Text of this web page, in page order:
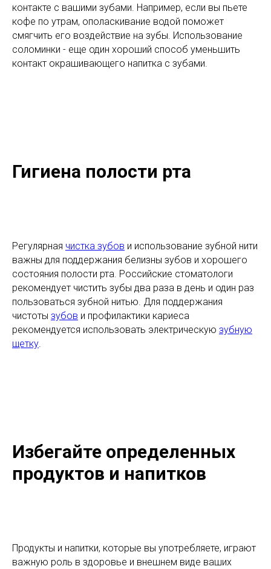
контакте с вашими зубами. Например, если вы пьете
кофе по утрам, ополаскивание водой поможет
смягчить его воздействие на зубы. Использование
соломинки - еще один хороший способ уменьшить
контакт окрашивающего напитка с зубами.
Гигиена полости рта
Регулярная чистка зубов и использование зубной нити
важны для поддержания белизны зубов и хорошего
состояния полости рта. Российские стоматологи
рекомендует чистить зубы два раза в день и один раз
пользоваться зубной нитью. Для поддержания
чистоты зубов и профилактики кариеса
рекомендуется использовать электрическую зубную
щетку.
Избегайте определенных
продуктов и напитков
Продукты и напитки, которые вы употребляете, играют
важную роль в здоровье и внешнем виде ваших